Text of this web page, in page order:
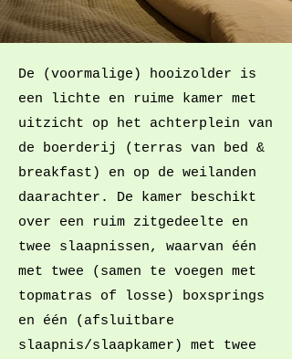
De (voormalige) hooizolder is
een lichte en ruime kamer met
uitzicht op het achterplein van
de boerderij (terras van bed &
breakfast) en op de weilanden
daarachter. De kamer beschikt
over een ruim zitgedeelte en
twee slaapnissen, waarvan één
met twee (samen te voegen met
topmatras of losse) boxsprings
en één (afsluitbare
slaapnis/slaapkamer) met twee